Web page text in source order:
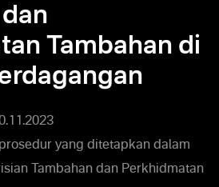
Tambahan di
yang ditetapkan dalam
Tambahan dan Perkhidmatan